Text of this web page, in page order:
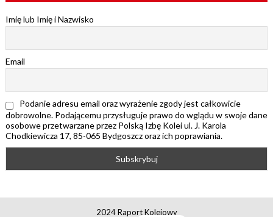
Imię lub Imię i Nazwisko
Email
Podanie adresu email oraz wyrażenie zgody jest całkowicie
dobrowolne. Podającemu przysługuje prawo do wglądu w swoje dane
osobowe przetwarzane przez Polską Izbę Kolei ul. J. Karola
Chodkiewicza 17, 85-065 Bydgoszcz oraz ich poprawiania.
2024 Raport Kolejowy